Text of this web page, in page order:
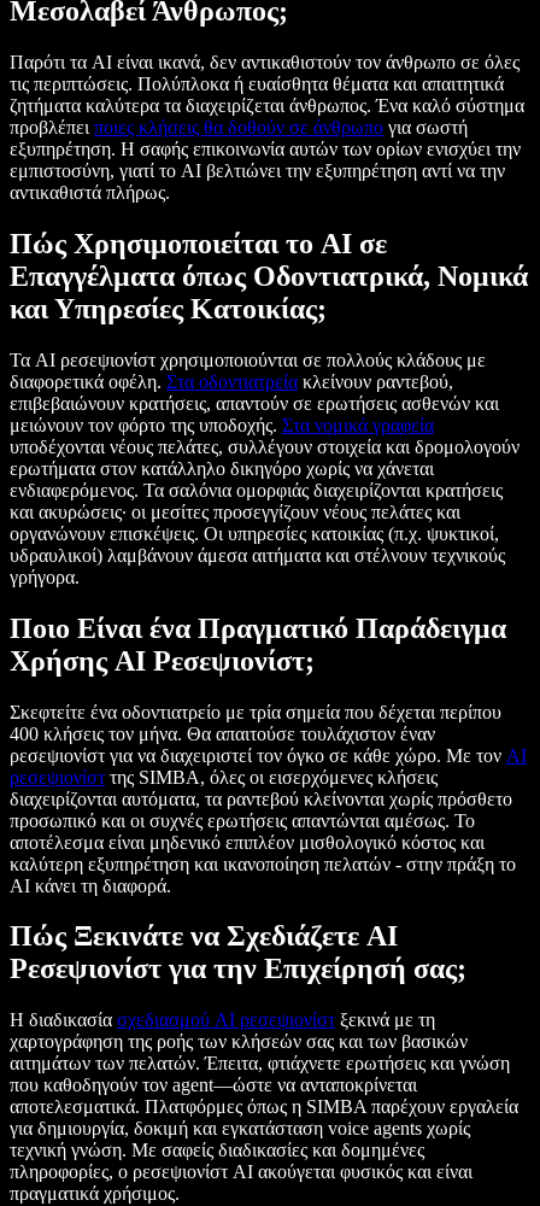
Μεσολαβεί Άνθρωπος;
Παρότι τα AI είναι ικανά, δεν αντικαθιστούν τον άνθρωπο σε όλες
τις περιπτώσεις. Πολύπλοκα ή ευαίσθητα θέματα και απαιτητικά
ζητήματα καλύτερα τα διαχειρίζεται άνθρωπος. Ένα καλό σύστημα
προβλέπει ποιες κλήσεις θα δοθούν σε άνθρωπο για σωστή
εξυπηρέτηση. Η σαφής επικοινωνία αυτών των ορίων ενισχύει την
εμπιστοσύνη, γιατί το AI βελτιώνει την εξυπηρέτηση αντί να την
αντικαθιστά πλήρως.
Πώς Χρησιμοποιείται το AI σε
Επαγγέλματα όπως Οδοντιατρικά, Νομικά
και Υπηρεσίες Κατοικίας;
Τα AI ρεσεψιονίστ χρησιμοποιούνται σε πολλούς κλάδους με
διαφορετικά οφέλη. Στα οδοντιατρεία κλείνουν ραντεβού,
επιβεβαιώνουν κρατήσεις, απαντούν σε ερωτήσεις ασθενών και
μειώνουν τον φόρτο της υποδοχής. Στα νομικά γραφεία
υποδέχονται νέους πελάτες, συλλέγουν στοιχεία και δρομολογούν
ερωτήματα στον κατάλληλο δικηγόρο χωρίς να χάνεται
ενδιαφερόμενος. Τα σαλόνια ομορφιάς διαχειρίζονται κρατήσεις
και ακυρώσεις· οι μεσίτες προσεγγίζουν νέους πελάτες και
οργανώνουν επισκέψεις. Οι υπηρεσίες κατοικίας (π.χ. ψυκτικοί,
υδραυλικοί) λαμβάνουν άμεσα αιτήματα και στέλνουν τεχνικούς
γρήγορα.
Ποιο Είναι ένα Πραγματικό Παράδειγμα
Χρήσης AI Ρεσεψιονίστ;
Σκεφτείτε ένα οδοντιατρείο με τρία σημεία που δέχεται περίπου
400 κλήσεις τον μήνα. Θα απαιτούσε τουλάχιστον έναν
ρεσεψιονίστ για να διαχειριστεί τον όγκο σε κάθε χώρο. Με τον AI
ρεσεψιονίστ της SIMBA, όλες οι εισερχόμενες κλήσεις
διαχειρίζονται αυτόματα, τα ραντεβού κλείνονται χωρίς πρόσθετο
προσωπικό και οι συχνές ερωτήσεις απαντώνται αμέσως. Το
αποτέλεσμα είναι μηδενικό επιπλέον μισθολογικό κόστος και
καλύτερη εξυπηρέτηση και ικανοποίηση πελατών - στην πράξη το
AI κάνει τη διαφορά.
Πώς Ξεκινάτε να Σχεδιάζετε AI
Ρεσεψιονίστ για την Επιχείρησή σας;
Η διαδικασία σχεδιασμού AI ρεσεψιονίστ ξεκινά με τη
χαρτογράφηση της ροής των κλήσεών σας και των βασικών
αιτημάτων των πελατών. Έπειτα, φτιάχνετε ερωτήσεις και γνώση
που καθοδηγούν τον agent—ώστε να ανταποκρίνεται
αποτελεσματικά. Πλατφόρμες όπως η SIMBA παρέχουν εργαλεία
για δημιουργία, δοκιμή και εγκατάσταση voice agents χωρίς
τεχνική γνώση. Με σαφείς διαδικασίες και δομημένες
πληροφορίες, ο ρεσεψιονίστ AI ακούγεται φυσικός και είναι
πραγματικά χρήσιμος.